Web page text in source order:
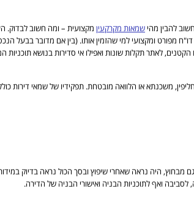
להבין מהי שמאות מקרקעין מקצועית – ומה חשוב לבדוק.
מפורט ומקצועי למי שהזמין אותו. (בין אם מדובר בבעל
לאתר תקלות שונות ואפילו אי סדירות בנושא
משכנתא או הלוואה מובטחת. תפקידיו של שמאי דירות
מבחוץ, היה נראה שאחרי שיפוץ ובסך הכול נראה בדיוק